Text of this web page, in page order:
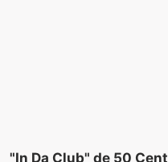
"In Da Club" de 50 Cent